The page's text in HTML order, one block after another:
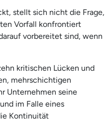
stellt sich nicht die Frage,
Vorfall konfrontiert
vorbereitet sind, wenn
kritischen Lücken und
mehrschichtigen
Unternehmen seine
im Falle eines
Kontinuität